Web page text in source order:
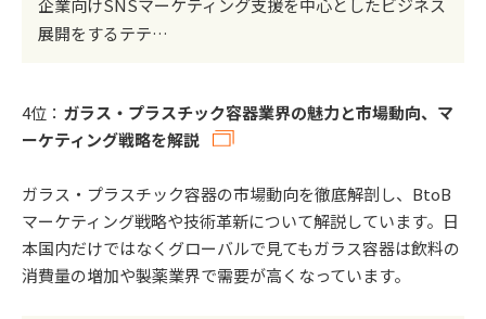
企業向けSNSマーケティング支援を中心としたビジネス
展開をするテテ…
4位： ガラス・プラスチック容器業界の魅力と市場動向、マ
ーケティング戦略を解説
ガラス・プラスチック容器の市場動向を徹底解剖し、BtoB
マーケティング戦略や技術革新について解説しています。日
本国内だけではなくグローバルで見てもガラス容器は飲料の
消費量の増加や製薬業界で需要が高くなっています。